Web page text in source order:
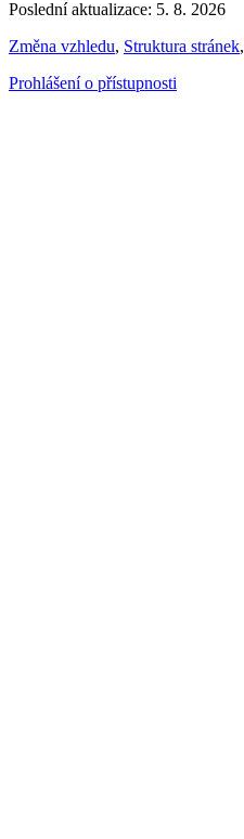
Poslední aktualizace: 5. 8. 2026
Změna vzhledu, Struktura stránek,
Prohlášení o přístupnosti